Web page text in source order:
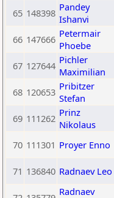
65 148398 Pandey
Ishanvi
66 147666 Petermair
Phoebe
67 127644 Pichler
Maximilian
68 120653 Pribitzer
Stefan
69 111262 Prinz
Nikolaus
70 111301 Proyer Enno
71 136840 Radnaev Leo
Radnaev